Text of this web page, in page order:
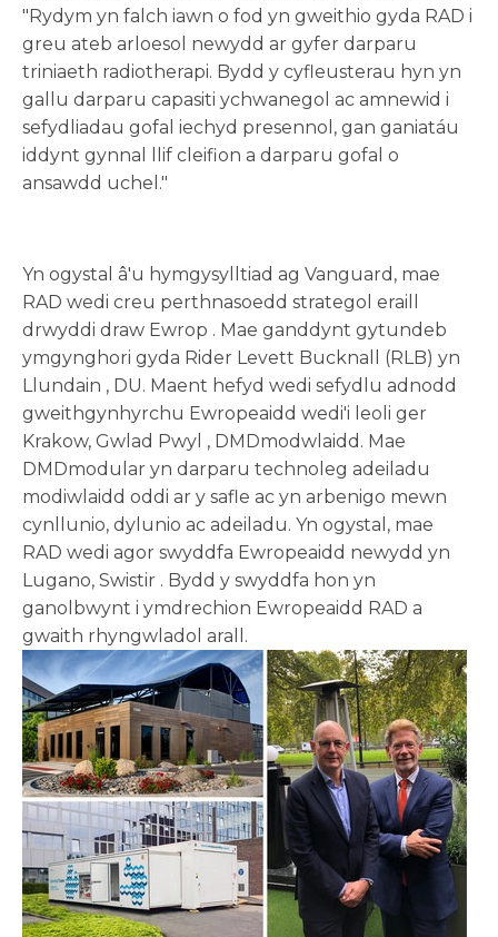
"Rydym yn falch iawn o fod yn gweithio gyda RAD i
greu ateb arloesol newydd ar gyfer darparu
triniaeth radiotherapi. Bydd y cyfleusterau hyn yn
gallu darparu capasiti ychwanegol ac amnewid i
sefydliadau gofal iechyd presennol, gan ganiatáu
iddynt gynnal llif cleifion a darparu gofal o
ansawdd uchel."
Yn ogystal â'u hymgysylltiad ag Vanguard, mae
RAD wedi creu perthnasoedd strategol eraill
drwyddi draw Ewrop . Mae ganddynt gytundeb
ymgynghori gyda Rider Levett Bucknall (RLB) yn
Llundain , DU. Maent hefyd wedi sefydlu adnodd
gweithgynhyrchu Ewropeaidd wedi'i leoli ger
Krakow, Gwlad Pwyl , DMDmodwlaidd. Mae
DMDmodular yn darparu technoleg adeiladu
modiwlaidd oddi ar y safle ac yn arbenigo mewn
cynllunio, dylunio ac adeiladu. Yn ogystal, mae
RAD wedi agor swyddfa Ewropeaidd newydd yn
Lugano, Swistir . Bydd y swyddfa hon yn
ganolbwynt i ymdrechion Ewropeaidd RAD a
gwaith rhyngwladol arall.